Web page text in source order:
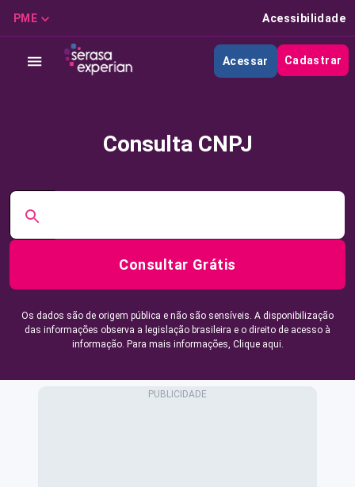
PME Acessibilidade
Acessar Cadastrar
Consulta CNPJ
Consultar Grátis
Os dados são de origem pública e não são sensíveis. A disponibilização
das informações observa a legislação brasileira e o direito de acesso à
informação. Para mais informações, Clique aqui.